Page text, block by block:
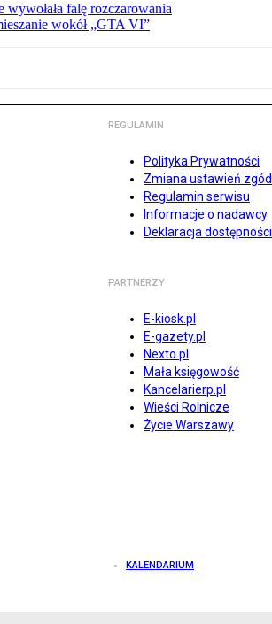
wywołała falę rozczarowania
wokół „GTA VI”
REGULAMIN
Polityka Prywatności
Zmiana ustawień zgód
Regulamin serwisu
Informacje o nadawcy
Deklaracja dostępności
PARTNERZY
E-kiosk.pl
E-gazety.pl
Nexto.pl
Mała księgowość
Kancelarierp.pl
Wieści Rolnicze
Życie Warszawy
KALENDARIUM